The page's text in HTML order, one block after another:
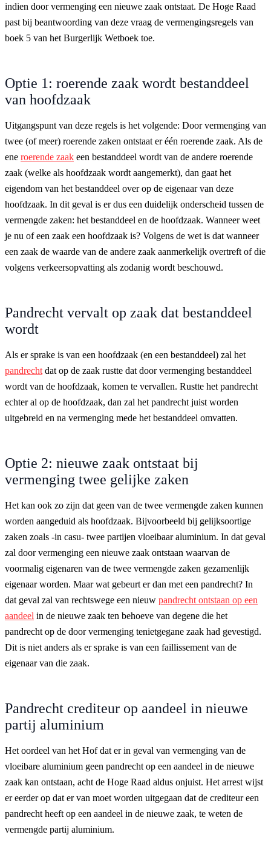
indien door vermenging een nieuwe zaak ontstaat. De Hoge Raad
past bij beantwoording van deze vraag de vermengingsregels van
boek 5 van het Burgerlijk Wetboek toe.
Optie 1: roerende zaak wordt bestanddeel
van hoofdzaak
Uitgangspunt van deze regels is het volgende: Door vermenging van
twee (of meer) roerende zaken ontstaat er één roerende zaak. Als de
ene roerende zaak een bestanddeel wordt van de andere roerende
zaak (welke als hoofdzaak wordt aangemerkt), dan gaat het
eigendom van het bestanddeel over op de eigenaar van deze
hoofdzaak. In dit geval is er dus een duidelijk onderscheid tussen de
vermengde zaken: het bestanddeel en de hoofdzaak. Wanneer weet
je nu of een zaak een hoofdzaak is? Volgens de wet is dat wanneer
een zaak de waarde van de andere zaak aanmerkelijk overtreft of die
volgens verkeersopvatting als zodanig wordt beschouwd.
Pandrecht vervalt op zaak dat bestanddeel
wordt
Als er sprake is van een hoofdzaak (en een bestanddeel) zal het
pandrecht dat op de zaak rustte dat door vermenging bestanddeel
wordt van de hoofdzaak, komen te vervallen. Rustte het pandrecht
echter al op de hoofdzaak, dan zal het pandrecht juist worden
uitgebreid en na vermenging mede het bestanddeel omvatten.
Optie 2: nieuwe zaak ontstaat bij
vermenging twee gelijke zaken
Het kan ook zo zijn dat geen van de twee vermengde zaken kunnen
worden aangeduid als hoofdzaak. Bijvoorbeeld bij gelijksoortige
zaken zoals -in casu- twee partijen vloeibaar aluminium. In dat geval
zal door vermenging een nieuwe zaak ontstaan waarvan de
voormalig eigenaren van de twee vermengde zaken gezamenlijk
eigenaar worden. Maar wat gebeurt er dan met een pandrecht? In
dat geval zal van rechtswege een nieuw pandrecht ontstaan op een
aandeel in de nieuwe zaak ten behoeve van degene die het
pandrecht op de door vermenging tenietgegane zaak had gevestigd.
Dit is niet anders als er sprake is van een faillissement van de
eigenaar van die zaak.
Pandrecht crediteur op aandeel in nieuwe
partij aluminium
Het oordeel van het Hof dat er in geval van vermenging van de
vloeibare aluminium geen pandrecht op een aandeel in de nieuwe
zaak kan ontstaan, acht de Hoge Raad aldus onjuist. Het arrest wijst
er eerder op dat er van moet worden uitgegaan dat de crediteur een
pandrecht heeft op een aandeel in de nieuwe zaak, te weten de
vermengde partij aluminium.